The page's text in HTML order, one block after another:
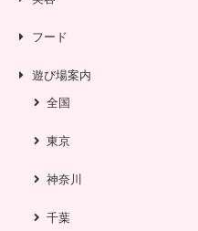
フード
遊び場案内
全国
東京
神奈川
千葉